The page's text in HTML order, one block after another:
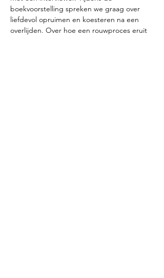
boekvoorstelling spreken we graag over
liefdevol opruimen en koesteren na een
overlijden. Over hoe een rouwproces eruit